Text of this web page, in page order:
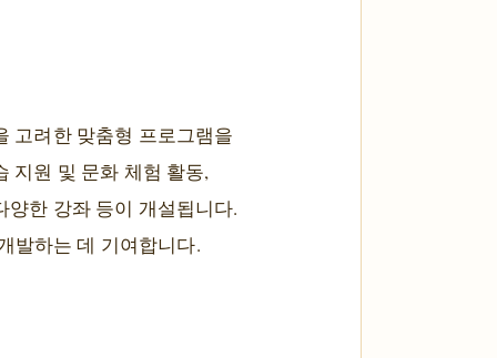
고려한 맞춤형 프로그램을
지원 및 문화 체험 활동,
한 강좌 등이 개설됩니다.
발하는 데 기여합니다.